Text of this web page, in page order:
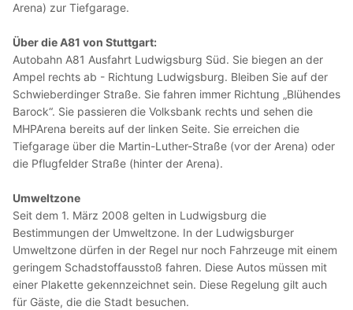
Arena) zur Tiefgarage.
Über die A81 von Stuttgart:
Autobahn A81 Ausfahrt Ludwigsburg Süd. Sie biegen an der
Ampel rechts ab - Richtung Ludwigsburg. Bleiben Sie auf der
Schwieberdinger Straße. Sie fahren immer Richtung „Blühendes
Barock“. Sie passieren die Volksbank rechts und sehen die
MHPArena bereits auf der linken Seite. Sie erreichen die
Tiefgarage über die Martin-Luther-Straße (vor der Arena) oder
die Pflugfelder Straße (hinter der Arena).
Umweltzone
Seit dem 1. März 2008 gelten in Ludwigsburg die
Bestimmungen der Umweltzone. In der Ludwigsburger
Umweltzone dürfen in der Regel nur noch Fahrzeuge mit einem
geringem Schadstoffausstoß fahren. Diese Autos müssen mit
einer Plakette gekennzeichnet sein. Diese Regelung gilt auch
für Gäste, die die Stadt besuchen.